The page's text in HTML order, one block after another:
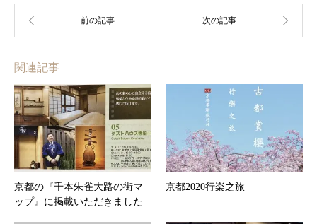
関連記事
京都の『千本朱雀大路の街マ
ップ』に掲載いただきました
京都2020行楽之旅